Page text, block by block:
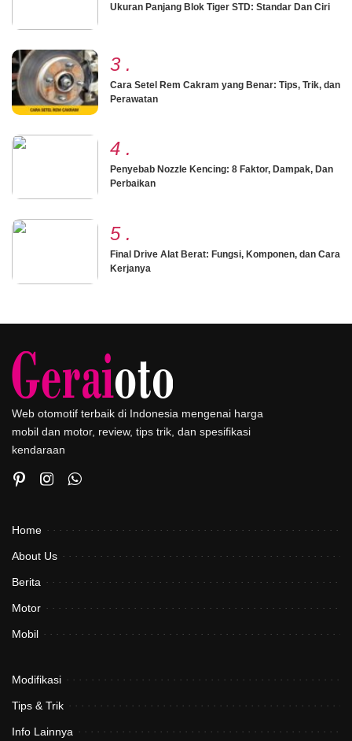
Ukuran Panjang Blok Tiger STD: Standar Dan Ciri
3 .
Cara Setel Rem Cakram yang Benar: Tips, Trik, dan
Perawatan
4 .
Penyebab Nozzle Kencing: 8 Faktor, Dampak, Dan
Perbaikan
5 .
Final Drive Alat Berat: Fungsi, Komponen, dan Cara
Kerjanya
Web otomotif terbaik di Indonesia mengenai harga
mobil dan motor, review, tips trik, dan spesifikasi
kendaraan
Home
About Us
Berita
Motor
Mobil
Modifikasi
Tips & Trik
Info Lainnya